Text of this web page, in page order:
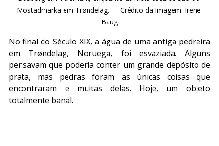
Mostadmarka em Trøndelag. — Crédito da Imagem: Irene
Baug
No final do Século XIX, a água de uma antiga pedreira
em Trøndelag, Noruega, foi esvaziada. Alguns
pensavam que poderia conter um grande depósito de
prata, mas pedras foram as únicas coisas que
encontraram e muitas delas. Hoje, um objeto
totalmente banal.